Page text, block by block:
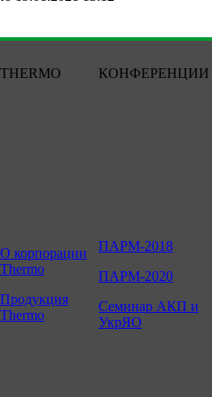
THERMO КОНФЕРЕНЦИИ
О корпорации
Thermo
Продукция
Thermo
ПАРМ-2018
ПАРМ-2020
Семинар АКП и
УкрЯО